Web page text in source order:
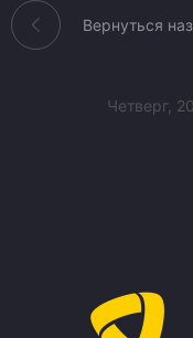
Вернуться
Четверг,